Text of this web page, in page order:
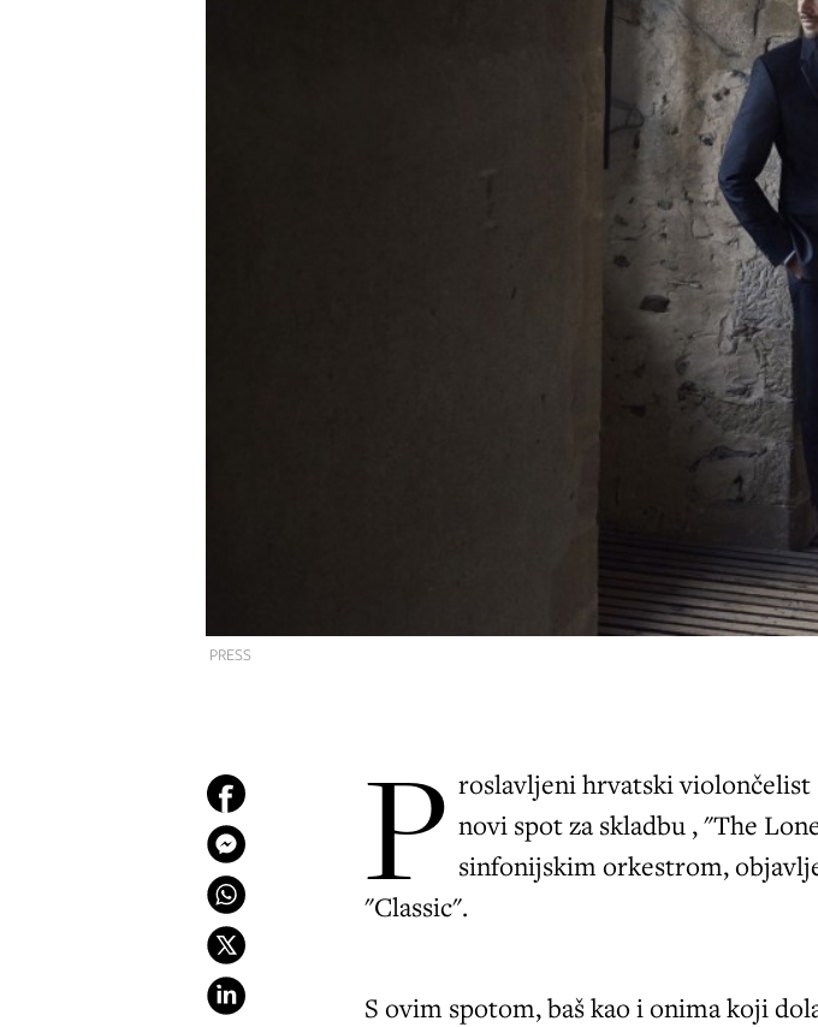
PRESS
P roslavljeni hrvatski violončelist
novi spot za skladbu , "The
sinfonijskim orkestrom,
"Classic".
S ovim spotom, baš kao i onima koji